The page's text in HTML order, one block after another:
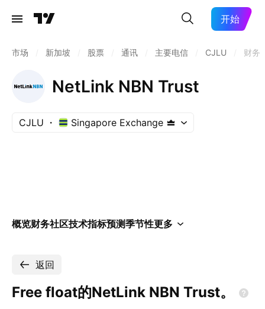
开始
市场 新加坡 股票 通讯 主要电信 CJLU 财务
NetLink NBN Trust
CJLU Singapore Exchange
概览财务社区技术指标预测季节性更多
返回
Free float的NetLink NBN Trust。